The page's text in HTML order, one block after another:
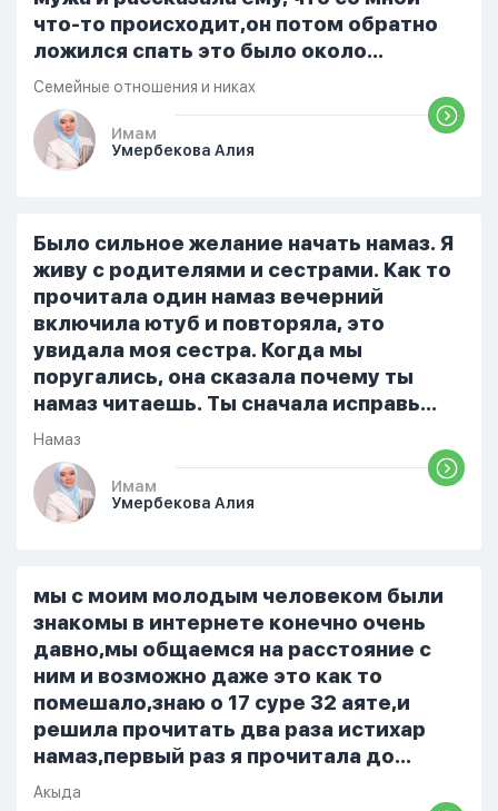
что-то происходит,он потом обратно
ложился спать это было около
одиннадцати вечера. Но я снова
разбудила его, сказав, что мне плохо.
Он ответил: «Я живу с больными». Мне
стало очень обидно, и я решила
проснулся и спросил, что случилось. И
я рассказала о своих проблемах. Затем
я сказала ему:...
Семейные отношения и никах
Имам
Умербекова Алия
Было сильное желание начать намаз. Я
живу с родителями и сестрами. Как то
прочитала один намаз вечерний
включила ютуб и повторяла, это
увидала моя сестра. Когда мы
поругались, она сказала почему ты
намаз читаешь. Ты сначала исправь
себя. После этого я не вставала на
намаз и не видела жайнамаз. Я просто
уже так не могу читать, смотреть . Дуа
я делаю скрытно если делаю дома. Я
От родных же людей.
Намаз
Имам
Умербекова Алия
мы с моим молодым человеком были
знакомы в интернете конечно очень
давно,мы общаемся на расстояние с
ним и возможно даже это как то
помешало,знаю о 17 суре 32 аяте,и
решила прочитать два раза истихар
намаз,первый раз я прочитала до
«Аср» намаза и сначала было
Акыда